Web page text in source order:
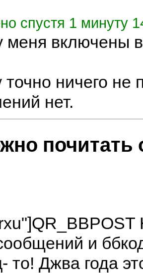
спустя 1 минуту
меня включены
точно ничего не
нет.
почитать
QR_BBPOST
и
то! Джва года